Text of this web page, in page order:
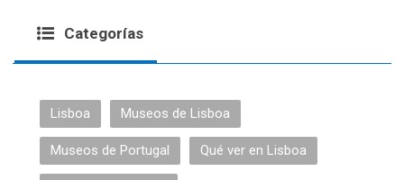
Categorías
Lisboa Museos de Lisboa
Museos de Portugal Qué ver en Lisboa